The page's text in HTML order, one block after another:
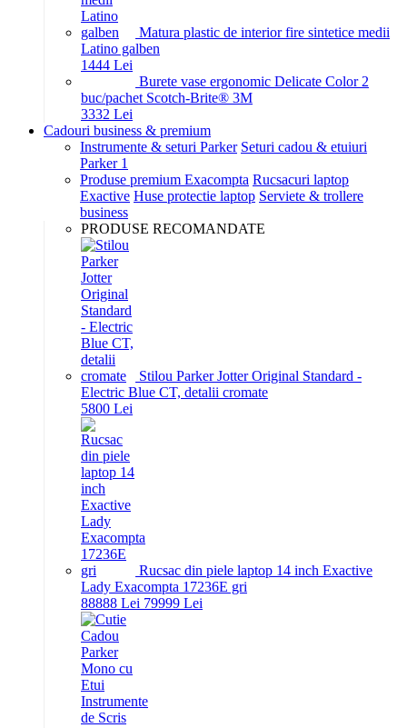
Matura plastic de interior fire sintetice medii
Latino galben
1444 Lei
Burete vase ergonomic Delicate Color 2
buc/pachet Scotch-Brite® 3M
3332 Lei
Cadouri business & premium
Instrumente & seturi Parker Seturi cadou & etuiuri
Parker 1
Produse premium Exacompta Rucsacuri laptop
Exactive Huse protectie laptop Serviete & trollere
business
PRODUSE RECOMANDATE
Stilou Parker Jotter Original Standard -
Electric Blue CT, detalii cromate
5800 Lei
Rucsac din piele laptop 14 inch Exactive
Lady Exacompta 17236E gri
88888 Lei 79999 Lei